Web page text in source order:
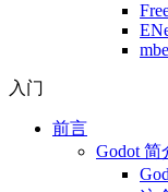
入门
前言
Godot 简